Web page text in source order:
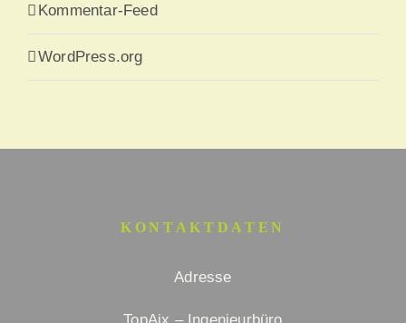
Kommentar-Feed
WordPress.org
KONTAKTDATEN
Adresse